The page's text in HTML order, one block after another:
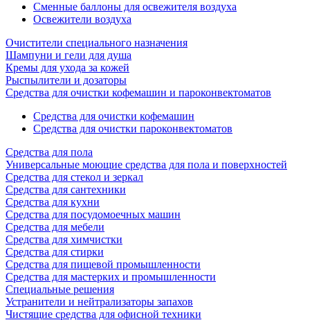
Сменные баллоны для освежителя воздуха
Освежители воздуха
Очистители специального назначения
Шампуни и гели для душа
Кремы для ухода за кожей
Рыспылители и дозаторы
Cредства для очистки кофемашин и пароконвектоматов
Средства для очистки кофемашин
Cредства для очистки пароконвектоматов
Средства для пола
Универсальные моющие средства для пола и поверхностей
Средства для стекол и зеркал
Средства для сантехники
Средства для кухни
Средства для посудомоечных машин
Средства для мебели
Средства для химчистки
Средства для стирки
Средства для пищевой промышленности
Средства для мастерких и промышленности
Специальные решения
Устранители и нейтрализаторы запахов
Чистящие средства для офисной техники